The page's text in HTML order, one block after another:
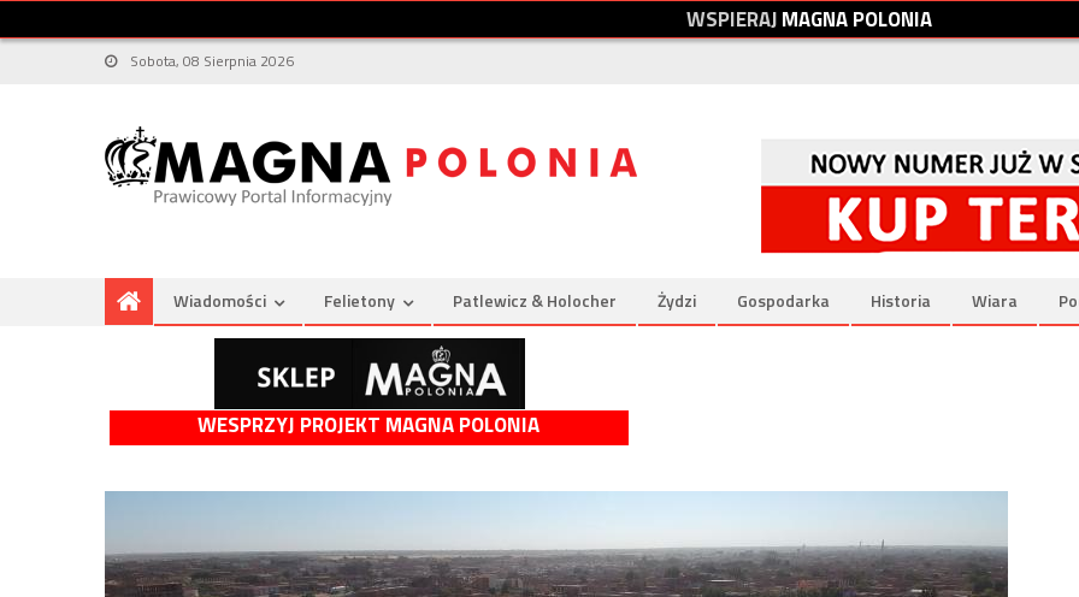
WSPIERAJMAGNAPOLONIA
Sobota, 08 Sierpnia 2026
Wiadomości Felietony Patlewicz & Holocher Żydzi Gospodarka Historia Wiara
WESPRZYJ PROJEKT MAGNA POLONIA